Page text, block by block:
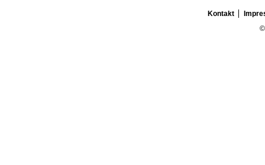
Kontakt
©